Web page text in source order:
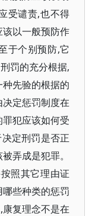
受谴责,也不得
以一般预防作
于个别预防,它
罚的充分根据,
先验的根据的
定惩罚制度在
犯应该如何受
定刑罚是否正
弄成是犯罪。
照其它理由证
些种类的惩罚
复理念不是在